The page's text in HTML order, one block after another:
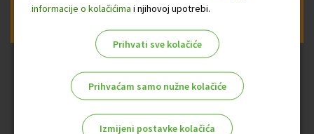
Prijava na newsletter OTP banke
informacije o kolačićima i njihovoj upotrebi.
Prihvati sve kolačiće
Prihvaćam samo nužne kolačiće
Izmijeni postavke kolačića